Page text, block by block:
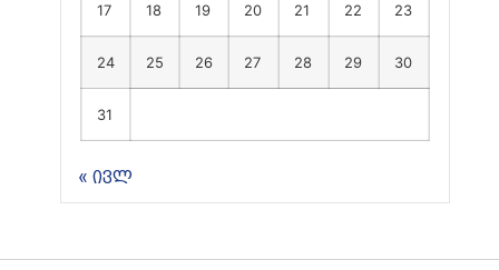
17 18 19 20 21 22 23
24 25 26 27 28 29 30
31
« ივლ